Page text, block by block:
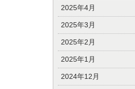
2025年4月
2025年3月
2025年2月
2025年1月
2024年12月